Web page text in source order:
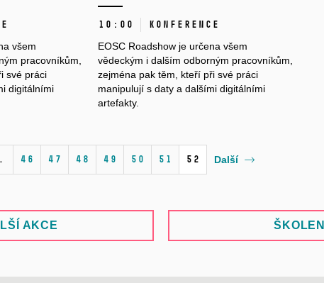
všem
pracovníkům
své práci
digitálními
10:00 Konference
EOSC Roadshow je určena všem
vědeckým i dalším odborným pracovníkům
zejména pak těm, kteří při své práci
manipulují s datya dalšími digitálními
artefakty.
46 47 48 49 50 51 52 Další
AKCE ŠKOLENÍ